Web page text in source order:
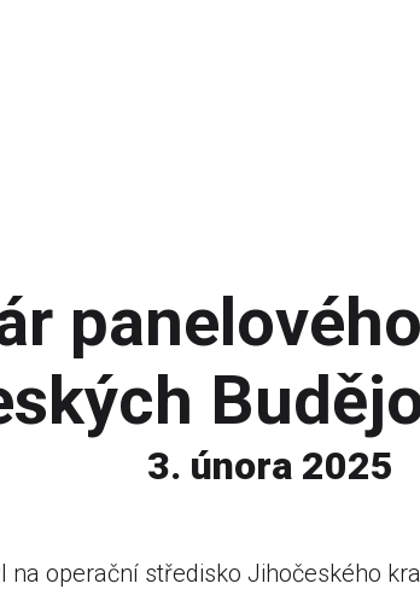
3. února 2025
na operační středisko Jihočeského